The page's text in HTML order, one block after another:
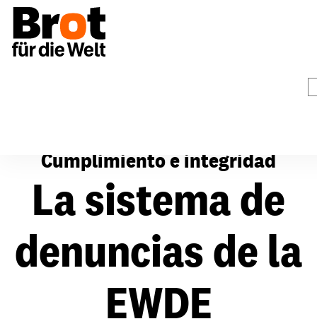
Cumplimiento e integridad
La sistema de
denuncias de la
EWDE